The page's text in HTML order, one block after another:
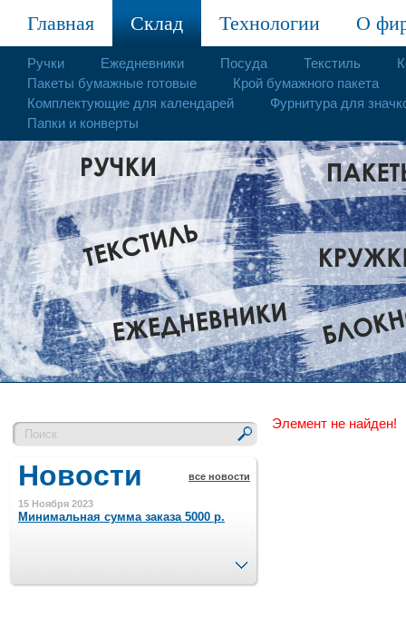
Главная Склад Технологии О
Ручки Ежедневники Посуда Текстиль
Пакеты бумажные готовые
Крой бумажного пакета
Комплектующие для календарей
Фурнитура для
Папки и конверты
Новости все новости
15 Ноября 2023
Минимальная сумма заказа 5000 р.
Шляпные коробочки производим
Элемент не найден!